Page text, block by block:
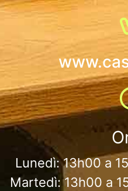
Lunedì: 13h00 a
Martedì: 13h00 a